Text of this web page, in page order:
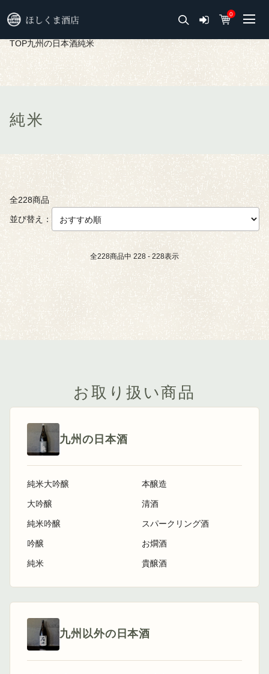
0
TOP九州の日本酒純米
純米
全228商品
並び替え：
全228商品中 228 - 228表示
お取り扱い商品
九州の日本酒
純米大吟醸
大吟醸
純米吟醸
吟醸
純米
本醸造
清酒
スパークリング酒
お燗酒
貴醸酒
九州以外の日本酒